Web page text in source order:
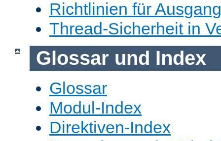
Richtlinien für
Thread-Sicherheit in
Glossar und Index
Glossar
Modul-Index
Direktiven-Index